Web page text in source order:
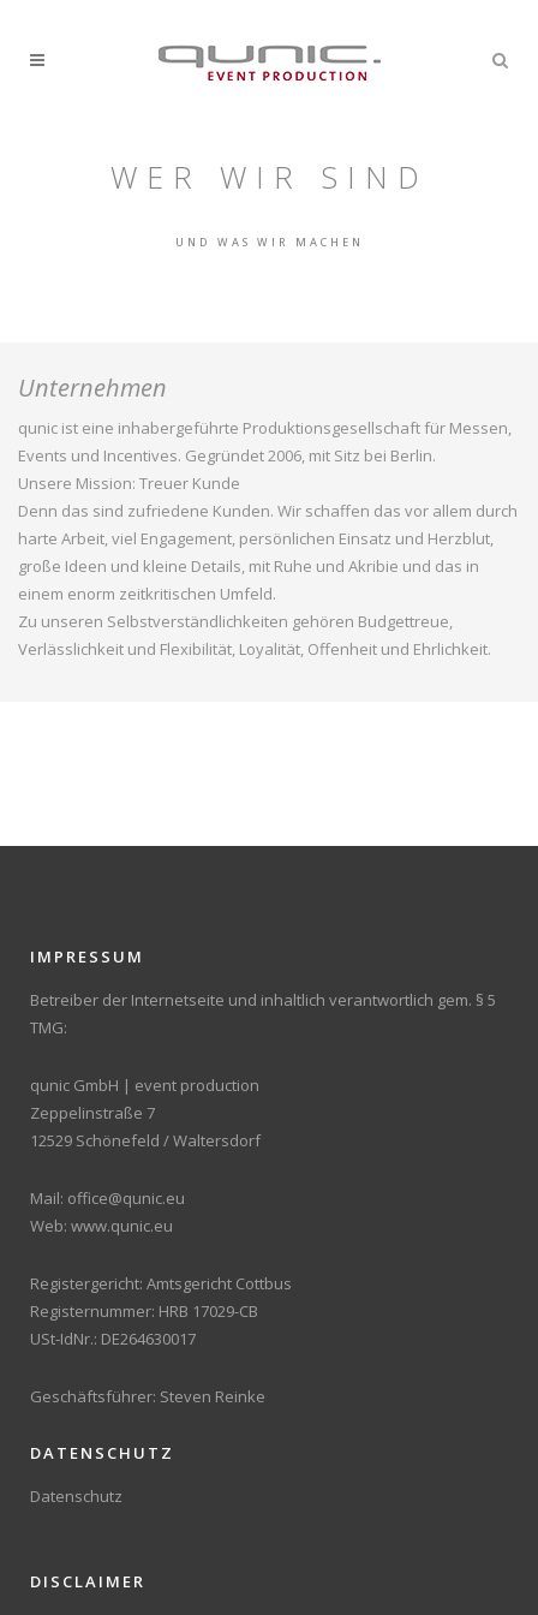
WER WIR SIND
UND WAS WIR MACHEN
Unternehmen
qunic ist eine inhabergeführte Produktionsgesellschaft für Messen,
Events und Incentives. Gegründet 2006, mit Sitz bei Berlin.
Unsere Mission: Treuer Kunde
Denn das sind zufriedene Kunden. Wir schaffen das vor allem durch
harte Arbeit, viel Engagement, persönlichen Einsatz und Herzblut,
große Ideen und kleine Details, mit Ruhe und Akribie und das in
einem enorm zeitkritischen Umfeld.
Zu unseren Selbstverständlichkeiten gehören Budgettreue,
Verlässlichkeit und Flexibilität, Loyalität, Offenheit und Ehrlichkeit.
IMPRESSUM
Betreiber der Internetseite und inhaltlich verantwortlich gem. § 5
TMG:
qunic GmbH | event production
Zeppelinstraße 7
12529 Schönefeld / Waltersdorf
Mail: office@qunic.eu
Web: www.qunic.eu
Registergericht: Amtsgericht Cottbus
Registernummer: HRB 17029-CB
USt-IdNr.: DE264630017
Geschäftsführer: Steven Reinke
DATENSCHUTZ
Datenschutz
DISCLAIMER